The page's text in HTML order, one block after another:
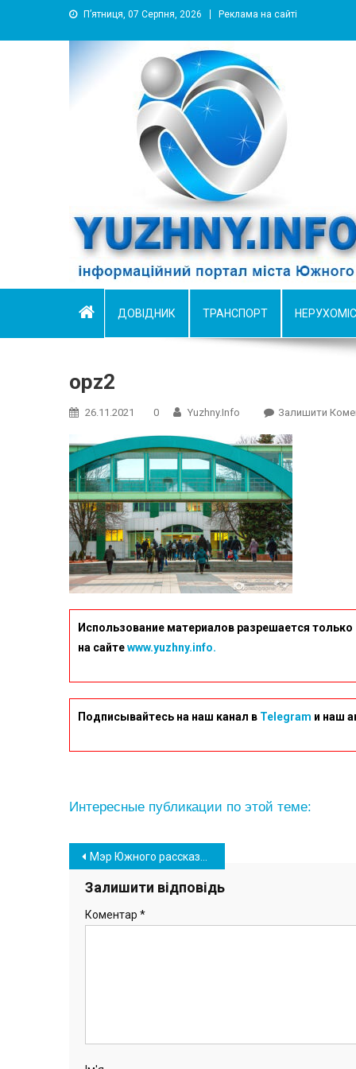
П’ятниця, 07 Серпня, 2026 Реклама на сайті
YUZHNY.INFO
информационный портал города Южный
ДОВІДНИК ТРАНСПОРТ
opz2
26.11.2021 0 Yuzhny.info Залишити
Использование материалов разрешается
на сайтеwww.yuzhny.info.
Подписывайтесь на наш канал в Telegram и наш
Интересные публикации по этой теме:
Навігація
записів
Мэр Южного рассказал об итогах встречи с руководителем ОПЗ
Залишити відповідь
Коментар *